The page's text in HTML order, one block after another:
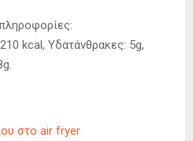
kcal, Υδατάνθρακες: 5g,
στο air fryer